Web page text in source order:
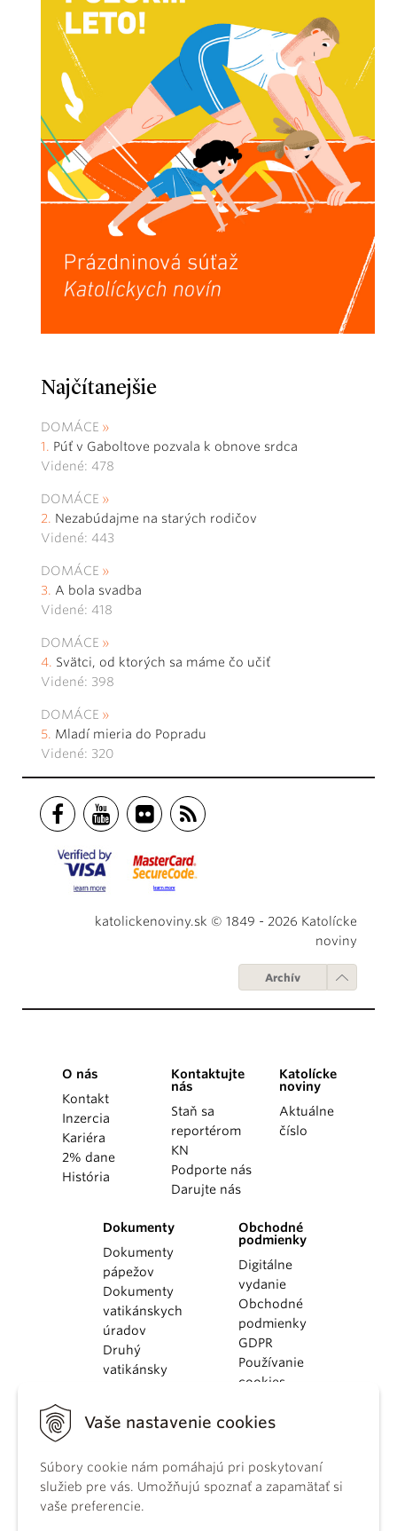
Vaše nastavenie cookies
Súbory cookie nám pomáhajú pri poskytovaní
služieb pre vás. Umožňujú spoznať a zapamätať si
vaše preferencie.
Najčítanejšie
DOMÁCE
Púť v Gaboltove pozvala k obnove srdca
Videné: 478
DOMÁCE
Nezabúdajme na starých rodičov
Videné: 443
DOMÁCE
A bola svadba
Videné: 418
DOMÁCE
Svätci, od ktorých sa máme čo učiť
Videné: 398
DOMÁCE
Mladí mieria do Popradu
Videné: 320
katolickenoviny.sk © 1849 - 2026 Katolícke
noviny
Archív
O nás
Kontakt
Inzercia
Kariéra
2% dane
História
Kontaktujte
nás
Staň sa
reportérom
KN
Podporte nás
Darujte nás
Katolícke
noviny
Aktuálne
číslo
Dokumenty
Dokumenty
pápežov
Dokumenty
vatikánskych
úradov
Druhý
vatikánsky
KBS
kánonického
práva
Katechizmus
Obchodné
podmienky
Digitálne
vydanie
Obchodné
podmienky
GDPR
Používanie
cookies